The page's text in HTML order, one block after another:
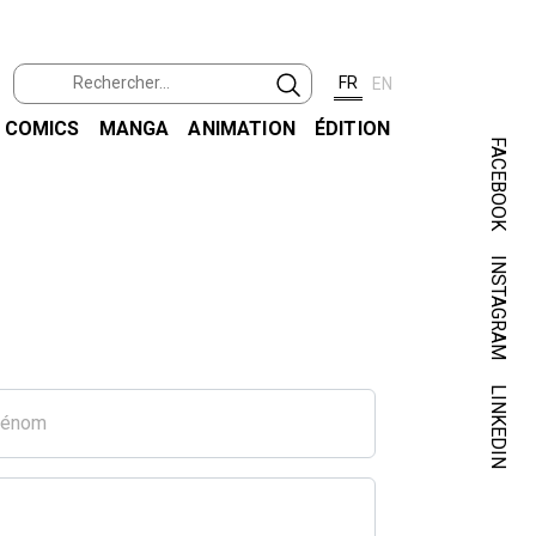
FR EN
COMICS MANGA ANIMATION ÉDITION
FACEBOOK
INSTAGRAM
LINKEDIN